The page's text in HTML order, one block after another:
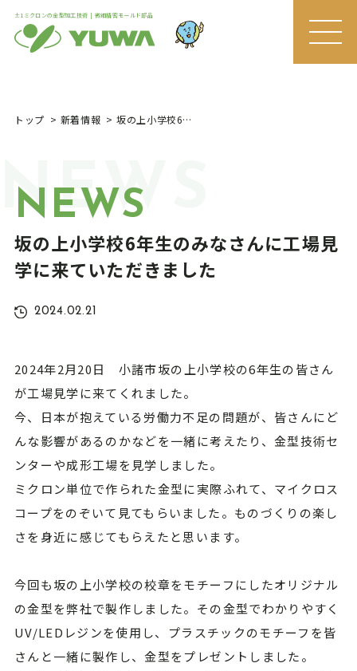
±1ミクロンの金型加工技術 | 微細精密モールド部品
MEN
U
トップ 新着情報 坂の上小学校6年生のみなさんに工場見学に来ていただきました
NEWS
坂の上小学校6年生のみなさんに工場見
学に来ていただきました
2024.02.21
2024年2月20日 小諸市坂の上小学校の6年生の皆さん
が工場見学に来てくれました。
今、日本が抱えている労働力不足の問題が、皆さんにど
んな影響があるのかなどを一緒に考えたり、金型技術セ
ンターや成形工場を見学しました。
ミクロン単位で作られた金型に実際ふれて、マイクロス
コープをのぞいて見てもらいました。ものづくりの楽し
さを身近に感じてもらえたと思います。
今回も坂の上小学校の校章をモチーフにしたオリジナル
の金型を弊社で製作しました。その金型でわかりやすく
UV/LEDレジンを使用し、プラスチックのモチーフを皆
さんと一緒に製作し、金型をプレゼントしました。